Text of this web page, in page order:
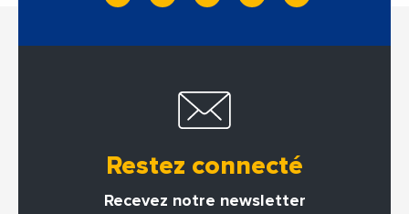
Restez connecté
Recevez notre newsletter